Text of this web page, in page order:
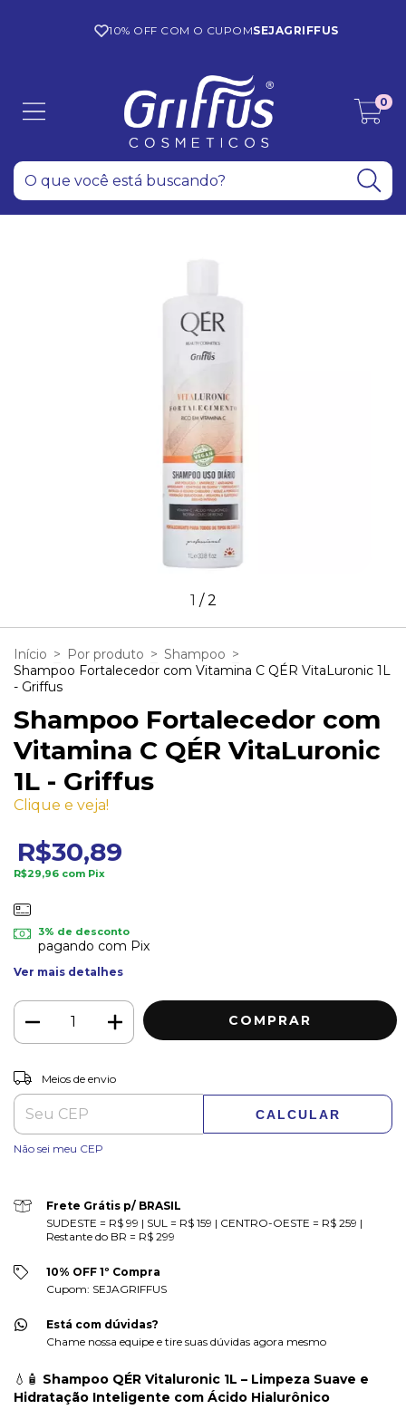
10% OFF COM O CUPOMSEJAGRIFFUS
0
1 /2
Início > Por produto > Shampoo >
Shampoo Fortalecedor com Vitamina C QÉR VitaLuronic 1L
- Griffus
Shampoo Fortalecedor com
Vitamina C QÉR VitaLuronic
1L - Griffus
Clique e veja!
R$30,89
R$29,96 com Pix
3% de desconto
pagando com Pix
Ver mais detalhes
Entregas para o CEP:
Meios de envio
CALCULAR
Não sei meu CEP
Frete Grátis p/ BRASIL
SUDESTE = R$ 99 | SUL = R$ 159 | CENTRO-OESTE = R$ 259 |
Restante do BR = R$ 299
10% OFF 1º Compra
Cupom: SEJAGRIFFUS
Está com dúvidas?
Chame nossa equipe e tire suas dúvidas agora mesmo
💧🧴 Shampoo QÉR Vitaluronic 1L – Limpeza Suave e
Hidratação Inteligente com Ácido Hialurônico